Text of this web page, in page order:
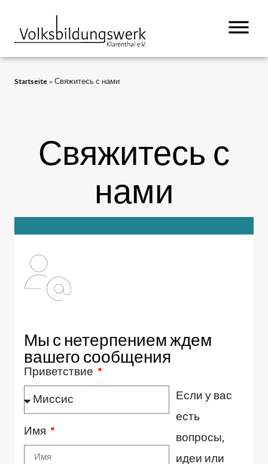
Startseite » Свяжитесь с нами
Свяжитесь с
нами
Мы с нетерпением ждем
вашего сообщения
Приветствие
Имя
Если у вас
есть
вопросы,
идеи или